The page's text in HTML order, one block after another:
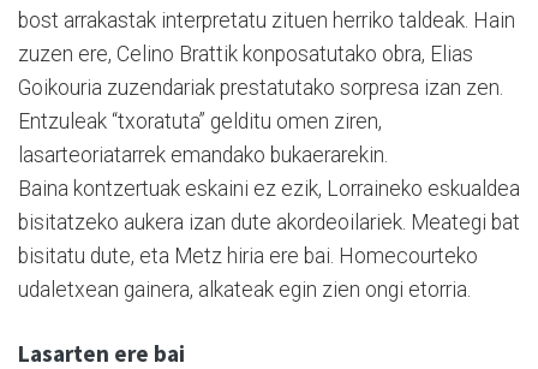
bost arrakastak interpretatu zituen herriko taldeak. Hain
zuzen ere, Celino Brattik konposatutako obra, Elias
Goikouria zuzendariak prestatutako sorpresa izan zen.
Entzuleak “txoratuta” gelditu omen ziren,
lasarteoriatarrek emandako bukaerarekin.
Baina kontzertuak eskaini ez ezik, Lorraineko eskualdea
bisitatzeko aukera izan dute akordeoilariek. Meategi bat
bisitatu dute, eta Metz hiria ere bai. Homecourteko
udaletxean gainera, alkateak egin zien ongi etorria.
Lasarten ere bai